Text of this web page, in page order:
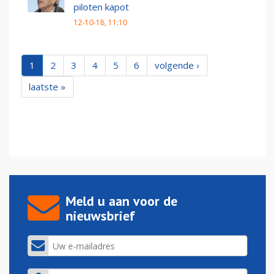
piloten kapot
12-10-18, 11:10
1 2 3 4 5 6
volgende ›
laatste »
Meld u aan voor de
nieuwsbrief